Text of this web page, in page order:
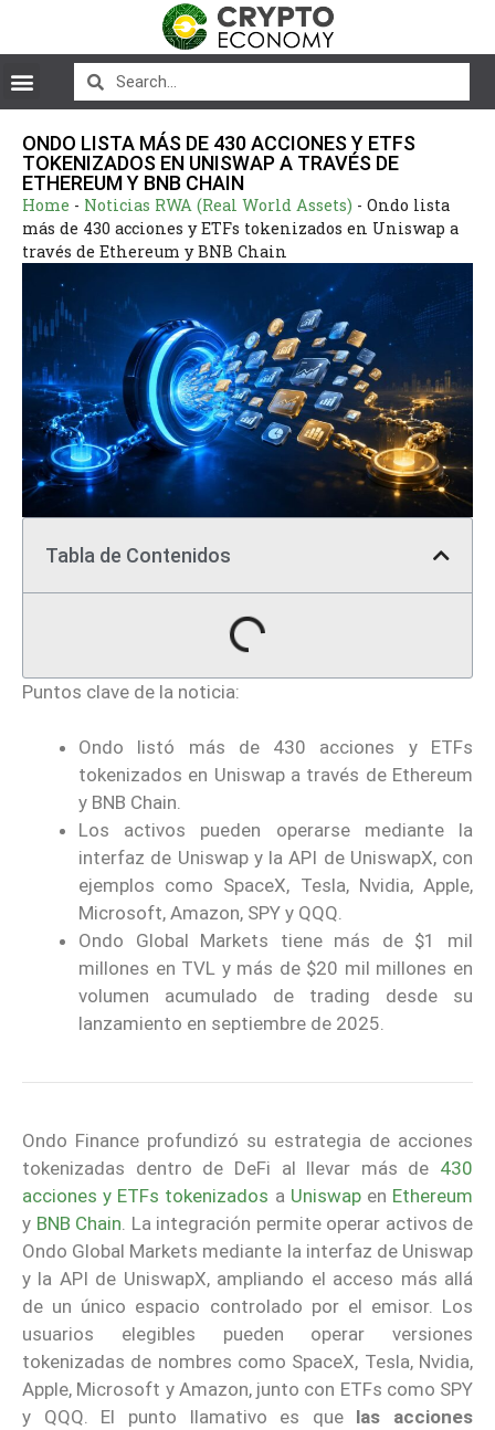
ONDO LISTA MÁS DE 430 ACCIONES Y ETFS
TOKENIZADOS EN UNISWAP A TRAVÉS DE
ETHEREUM Y BNB CHAIN
Home - Noticias RWA (Real World Assets) - Ondo lista
más de 430 acciones y ETFs tokenizados en Uniswap a
través de Ethereum y BNB Chain
Tabla de Contenidos
Puntos clave de la noticia:
Ondo listó más de 430 acciones y ETFs
tokenizados en Uniswap a través de Ethereum
y BNB Chain.
Los activos pueden operarse mediante la
interfaz de Uniswap y la API de UniswapX, con
ejemplos como SpaceX, Tesla, Nvidia, Apple,
Microsoft, Amazon, SPY y QQQ.
Ondo Global Markets tiene más de $1 mil
millones en TVL y más de $20 mil millones en
volumen acumulado de trading desde su
lanzamiento en septiembre de 2025.
Ondo Finance profundizó su estrategia de acciones
tokenizadas dentro de DeFi al llevar más de 430
acciones y ETFs tokenizados a Uniswapen Ethereum
y BNB Chain. La integración permite operar activos de
Ondo Global Markets mediante la interfaz de Uniswap
y la API de UniswapX, ampliando el acceso más allá
de un único espacio controlado por el emisor. Los
usuarios elegibles pueden operar versiones
tokenizadas de nombres como SpaceX, Tesla, Nvidia,
Apple, Microsoft y Amazon, junto con ETFs como SPY
y QQQ. El punto llamativo es que las acciones